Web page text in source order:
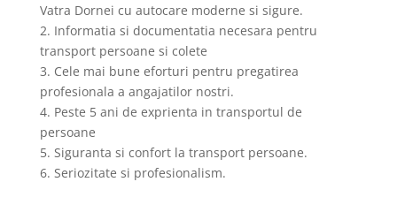
Vatra Dornei cu autocare moderne si sigure.
2. Informatia si documentatia necesara pentru
transport persoane si colete
3. Cele mai bune eforturi pentru pregatirea
profesionala a angajatilor nostri.
4. Peste 5 ani de exprienta in transportul de
persoane
5. Siguranta si confort la transport persoane.
6. Seriozitate si profesionalism.